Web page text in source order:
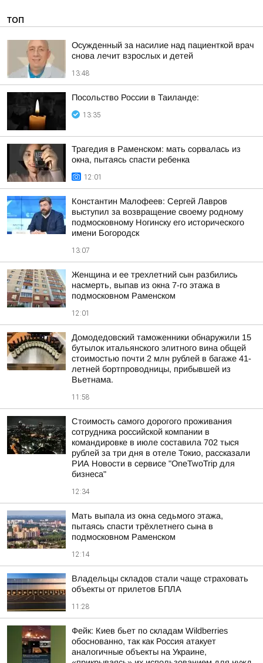
ТОП
Осужденный за насилие над пациенткой врач
снова лечит взрослых и детей
13:48
Посольство России в Таиланде:
13:35
Трагедия в Раменском: мать сорвалась из
окна, пытаясь спасти ребенка
12:01
Константин Малофеев: Сергей Лавров
выступил за возвращение своему родному
подмосковному Ногинску его исторического
имени Богородск
13:07
Женщина и ее трехлетний сын разбились
насмерть, выпав из окна 7-го этажа в
подмосковном Раменском
12:01
Домодедовский таможенники обнаружили 15
бутылок итальянского элитного вина общей
стоимостью почти 2 млн рублей в багаже 41-
летней бортпроводницы, прибывшей из
Вьетнама.
11:58
Стоимость самого дорогого проживания
сотрудника российской компании в
командировке в июле составила 702 тыся
рублей за три дня в отеле Токио, рассказали
РИА Новости в сервисе "OneTwoTrip для
бизнеса"
12:34
Мать выпала из окна седьмого этажа,
пытаясь спасти трёхлетнего сына в
подмосковном Раменском
12:14
Владельцы складов стали чаще страховать
объекты от прилетов БПЛА
11:28
Фейк: Киев бьет по складам Wildberries
обоснованно, так как Россия атакует
аналогичные объекты на Украине,